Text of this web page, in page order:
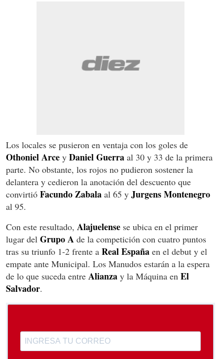
Los locales se pusieron en ventaja con los goles de
Othoniel Arce y Daniel Guerra al 30 y 33 de la primera
parte. No obstante, los rojos no pudieron sostener la
delantera y cedieron la anotación del descuento que
convirtió Facundo Zabala al 65 y Jurgens Montenegro
al 95.
Con este resultado, Alajuelense se ubica en el primer
lugar del GrupoA de la competición con cuatro puntos
tras su triunfo 1-2 frente a Real España en el debut y el
empate ante Municipal. Los Manudos estarán a la espera
de lo que suceda entre Alianza y la Máquina en El
Salvador.